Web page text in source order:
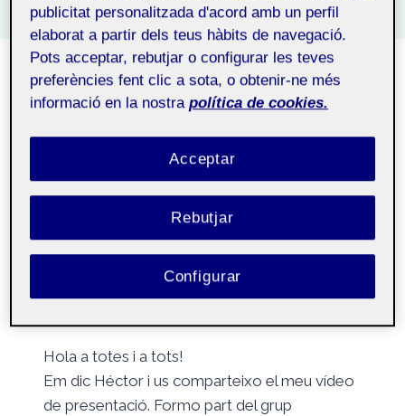
NO CATEGORITZAT
PRESENTACIÓ HÉCTOR
PerHéctor Segura Cano 22 novembre, 2022
Iniciació a les
competències TIC
aula 4
Públic
Hola a totes i a tots!
Em dic Héctor i us comparteixo el meu vídeo
de presentació. Formo part del grup
publicitat personalitzada d'acord amb un perfil
elaborat a partir dels teus hàbits de navegació.
Pots acceptar, rebutjar o configurar les teves
preferències fent clic a sota, o obtenir-ne més
informació en la nostra política de cookies.
Rebutjar
Acceptar
Configurar